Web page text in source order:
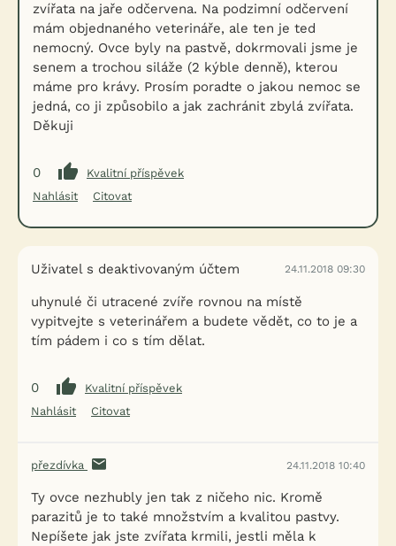
zvířata na jaře odčervena. Na podzimní odčervení
mám objednaného veterináře, ale ten je ted
nemocný. Ovce byly na pastvě, dokrmovali jsme je
senem a trochou siláže (2 kýble denně), kterou
máme pro krávy. Prosím poradte o jakou nemoc se
jedná, co ji způsobilo a jak zachránit zbylá zvířata.
Děkuji
0
Kvalitní příspěvek
Nahlásit
Citovat
Uživatel s deaktivovaným účtem 24.11.2018 09:30
uhynulé či utracené zvíře rovnou na místě
vypitvejte s veterinářem a budete vědět, co to je a
tím pádem i co s tím dělat.
0
Kvalitní příspěvek
Nahlásit
Citovat
přezdívka 24.11.2018 10:40
Ty ovce nezhubly jen tak z ničeho nic. Kromě
parazitů je to také množstvím a kvalitou pastvy.
Nepíšete jak jste zvířata krmili, jestli měla k